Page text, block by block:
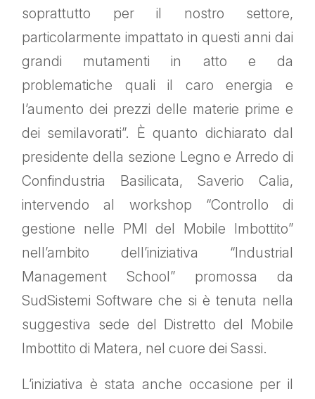
soprattutto per il nostro settore,
particolarmente impattato in questi anni dai
grandi mutamenti in atto e da
problematiche quali il caro energia e
l’aumento dei prezzi delle materie prime e
dei semilavorati”. È quanto dichiarato dal
presidente della sezione Legno e Arredo di
Confindustria Basilicata, Saverio Calia,
intervendo al workshop “Controllo di
gestione nelle PMI del Mobile Imbottito”
nell’ambito dell’iniziativa “Industrial
Management School” promossa da
SudSistemi Software che si è tenuta nella
suggestiva sede del Distretto del Mobile
Imbottito di Matera, nel cuore dei Sassi.
L’iniziativa è stata anche occasione per il